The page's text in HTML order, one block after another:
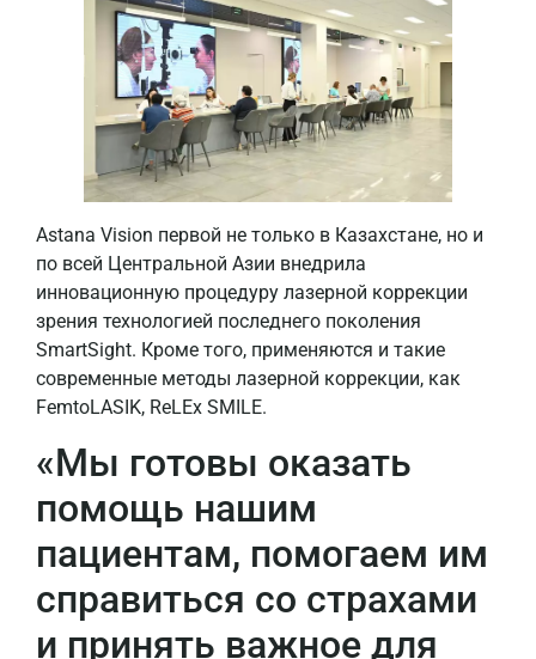
Astana Vision первой не только в Казахстане, но и
по всей Центральной Азии внедрила
инновационную процедуру лазерной коррекции
зрения технологией последнего поколения
SmartSight. Кроме того, применяются и такие
современные методы лазерной коррекции, как
FemtoLASIK, ReLEx SMILE.
«Мы готовы оказать
помощь нашим
пациентам, помогаем им
справиться со страхами
и принять важное для